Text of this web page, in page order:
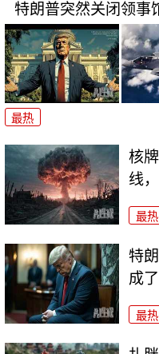
特朗普突然关闭领事
最热
核
线
最热
特
成
最热